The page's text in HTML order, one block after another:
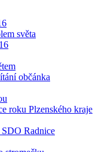
světa
občánka
roku Plzenského kraje
Radnice